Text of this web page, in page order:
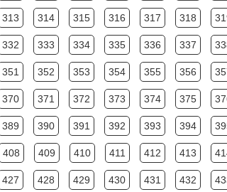
313 314 315 316 317 318
332 333 334 335 336 337
351 352 353 354 355 356
370 371 372 373 374 375
389 390 391 392 393 394
408 409 410 411 412 413
427 428 429 430 431 432